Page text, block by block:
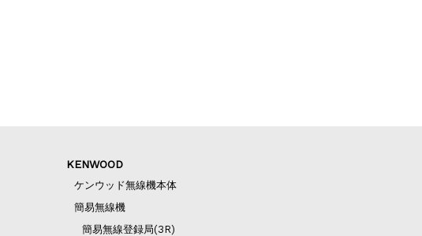
KENWOOD
ケンウッド無線機本体
簡易無線機
簡易無線登録局(3R)